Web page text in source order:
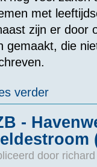
met
zijn er door
gemaakt, die
verderover
-
door